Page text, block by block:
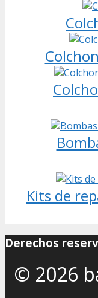
Kits de
Derechos
© 2026